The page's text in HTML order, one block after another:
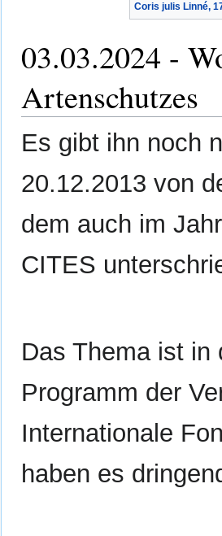
Coris julis Linné,
03.03.2024 -
Artenschutzes
Es gibt ihn noch
20.12.2013 von
dem auch im
CITES
Das Thema ist in
Programm der
Internationale
haben es